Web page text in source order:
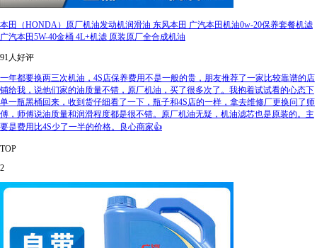
本田（HONDA）原厂机油发动机润滑油 东风本田 广汽本田机油0w-20保养套餐机滤
广汽本田5W-40金桶 4L+机滤 原装原厂全合成机油
91人好评
一年都要换两三次机油，4S店保养费用不是一般的贵，朋友推荐了一家比较靠谱的店
铺给我，说他们家的油质量不错，原厂机油，买了很多次了。我抱着试试看的心态下
单一瓶黑桶回来，收到货仔细看了一下，瓶子和4S店的一样，拿去维修厂更换问了师
傅，师傅说油质量和润滑程度都是很不错。原厂机油无疑，机油滤芯也是原装的。主
要是费用比4S少了一半的价格。良心商家👍
TOP
2